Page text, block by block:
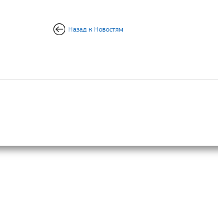
Назад к Новостям